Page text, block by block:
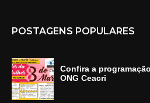
POSTAGENS POPULARES
Confira a
ONG Ceacri